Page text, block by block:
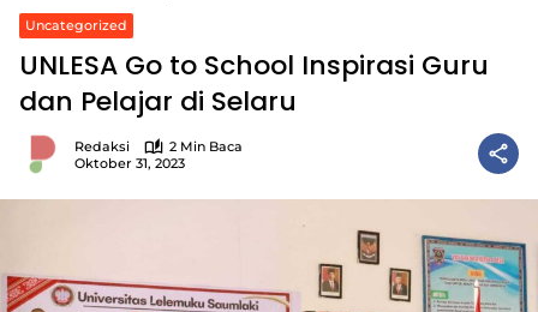
Uncategorized
UNLESA Go to School Inspirasi Guru
dan Pelajar di Selaru
Redaksi
2 Min Baca
Oktober 31, 2023